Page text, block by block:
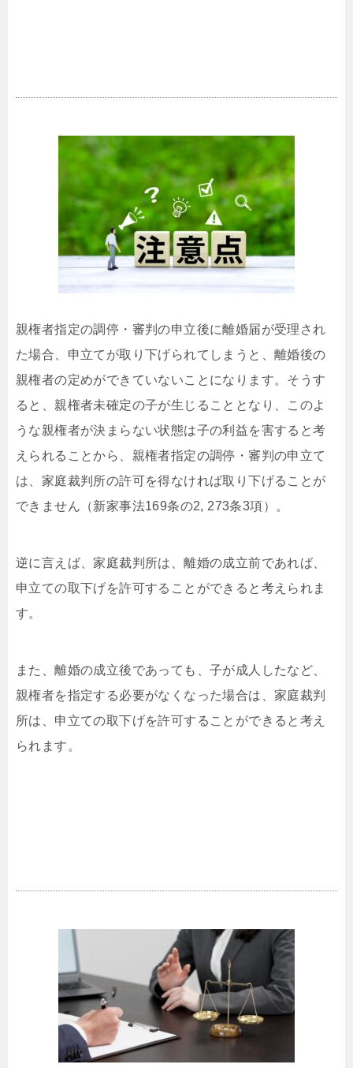
親権者指定の調停・審判の申立後に離婚届が受理され
た場合、申立てが取り下げられてしまうと、離婚後の
親権者の定めができていないことになります。そうす
ると、親権者未確定の子が生じることとなり、このよ
うな親権者が決まらない状態は子の利益を害すると考
えられることから、親権者指定の調停・審判の申立て
は、家庭裁判所の許可を得なければ取り下げることが
できません（新家事法169条の2, 273条3項）。
逆に言えば、家庭裁判所は、離婚の成立前であれば、
申立ての取下げを許可することができると考えられま
す。
また、離婚の成立後であっても、子が成人したなど、
親権者を指定する必要がなくなった場合は、家庭裁判
所は、申立ての取下げを許可することができると考え
られます。